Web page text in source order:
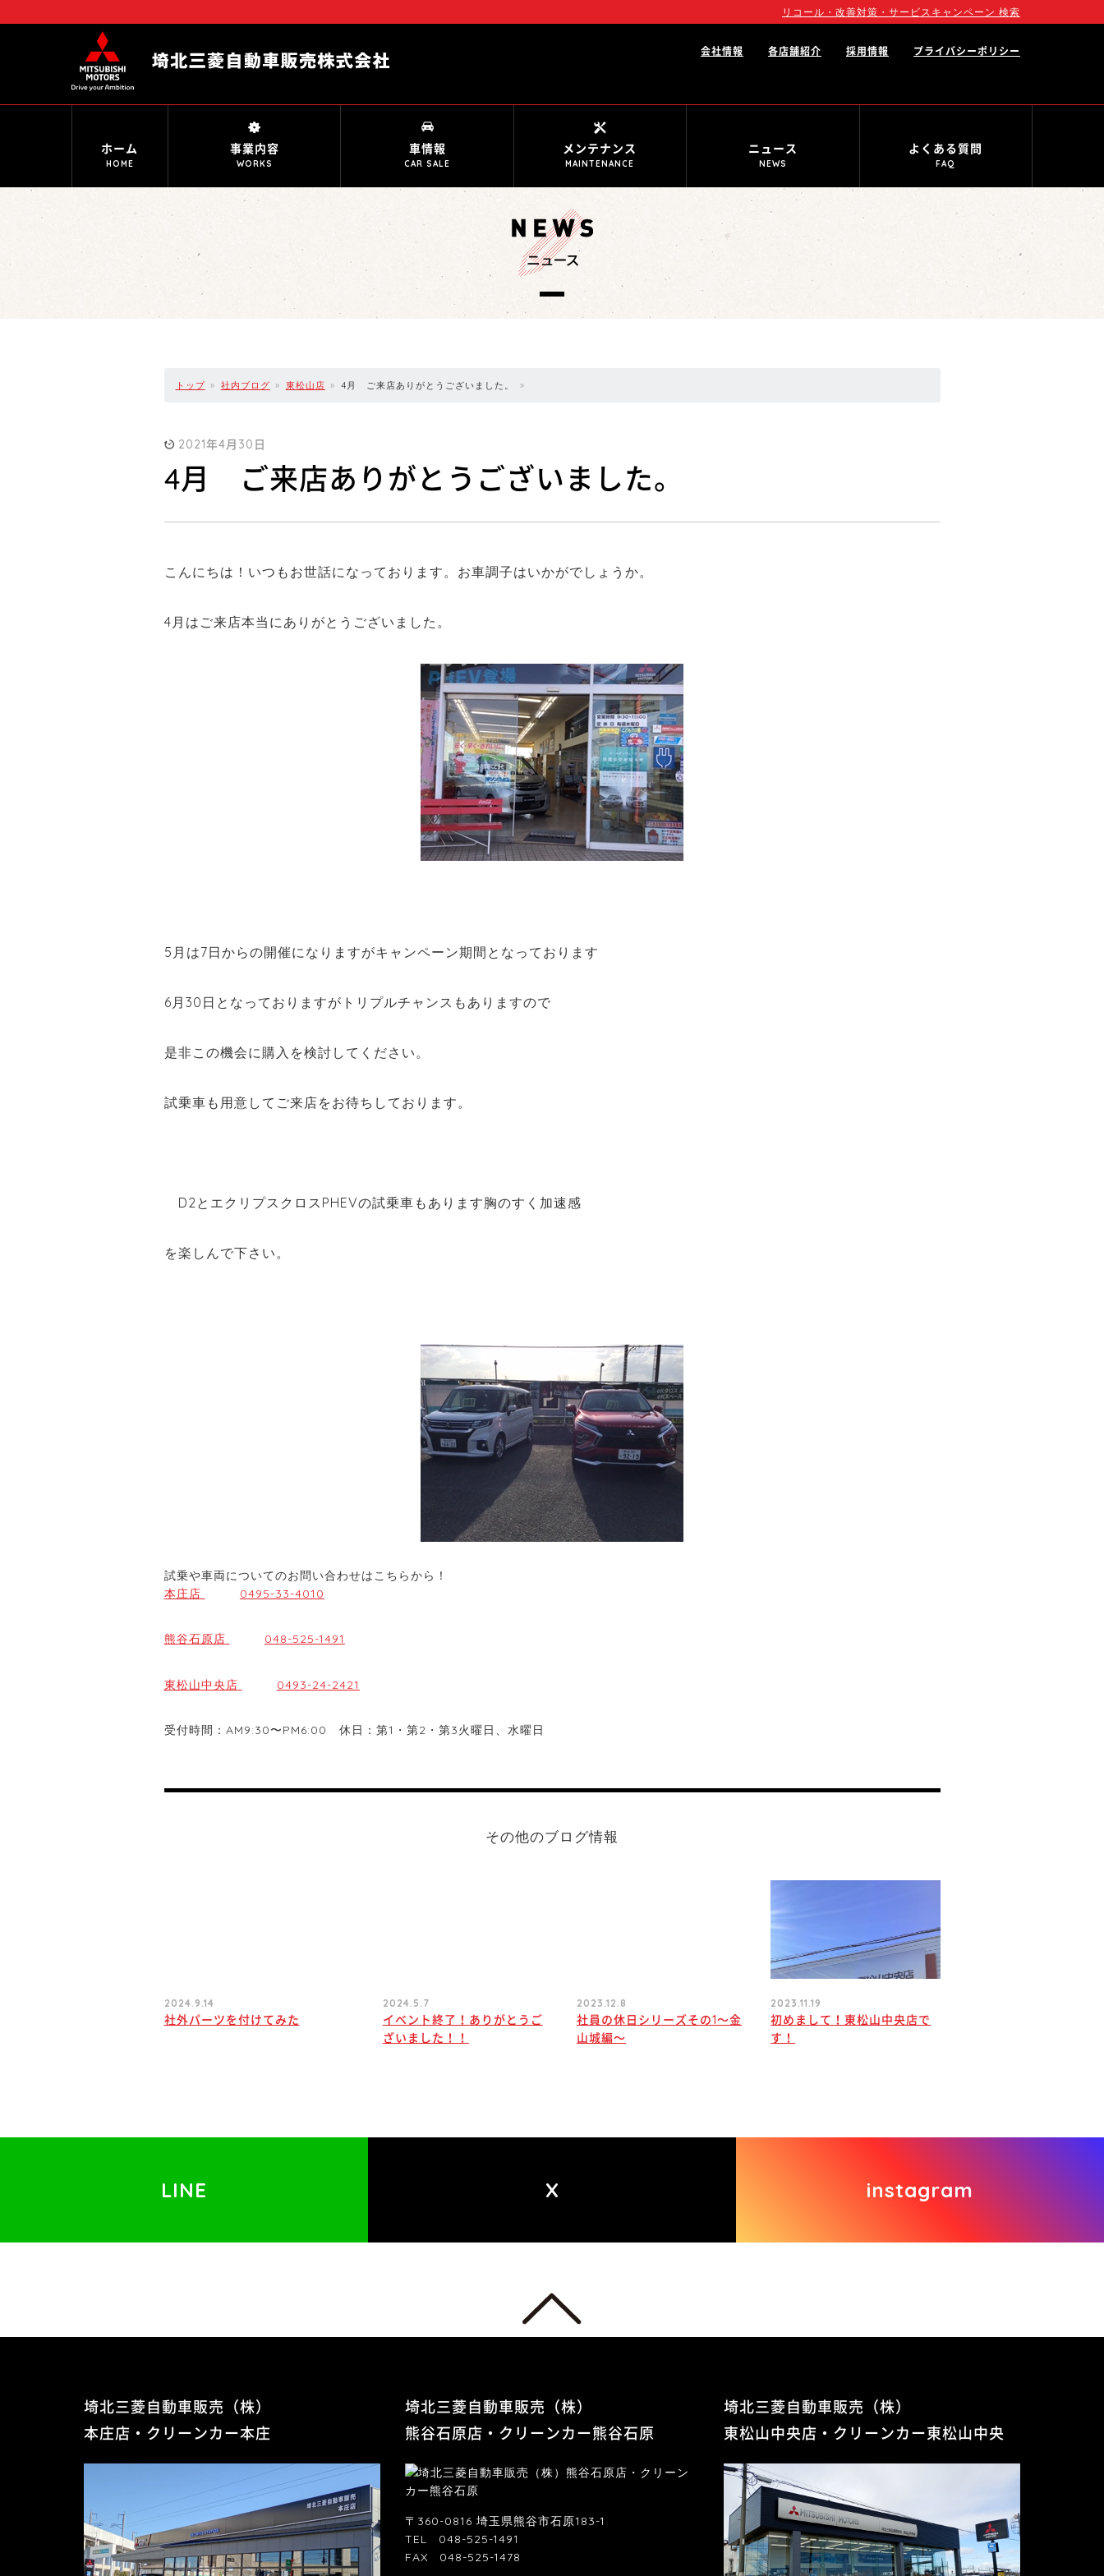
リコール・改善対策・サービスキャンペーン 検索
会社情報 各店舗紹介 採用情報 プライバシーポリシー
ホーム
HOME
事業内容
WORKS
車情報
CAR SALE
メンテナンス
MAINTENANCE
ニュース
NEWS
よくある質問
FAQ
トップ 社内ブログ 東松山店 4月 ご来店ありがとうございました。
2021年4月30日
4月 ご来店ありがとうございました。
こんにちは！いつもお世話になっております。お車調子はいかがでしょうか。
4月はご来店本当にありがとうございました。
5 月は7日からの開催になりますがキャンペーン期間となっております
6月30日となっておりますがトリプルチャンスもありますので
是非この機会に購入を検討してください。
試乗車も用意してご来店をお待ちしております。
D2とエクリプスクロスPHEVの試乗車もあります胸のすく加速感
を楽しんで下さい。
試乗や車両についてのお問い合わせはこちらから！
本庄店
0495-33-4010
熊谷石原店 048-525-1491
東松山中央店 0493-24-2421
受付時間：AM9:30〜PM6:00 休日：第1・第2・第3火曜日、水曜日
その他のブログ情報
2024.9.14
社外パーツを付けてみた
2024.5.7
イベント終了！ありがとうご
ざいました！！
2023.12.8
社員の休日シリーズその1〜金
山城編〜
2023.11.19
初めまして！東松山中央店で
す！
LINE X instagram
埼北三菱自動車販売（株）
本庄店・クリーンカー本庄
埼北三菱自動車販売（株）
熊谷石原店・クリーンカー熊谷石原
〒360-0816 埼玉県熊谷市石原183-1
TEL
048-525-1491
FAX
048-525-1478
埼北三菱自動車販売（株）
東松山中央店・クリーンカー東松山中央